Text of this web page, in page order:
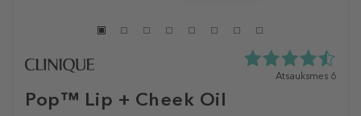
Pop™ Lip + Cheek Oil
4.5
Atsauksmes 6